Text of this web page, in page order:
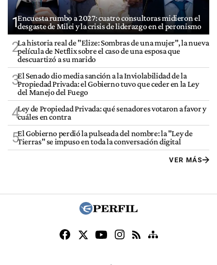
1Encuesta rumbo a 2027: cuatro consultoras midieron el
desgaste de Milei y la crisis de liderazgo en el peronismo
2La historia real de "Elize: Sombras de una mujer", la nueva
película de Netflix sobre el caso de una esposa que
descuartizó a su marido
3El Senado dio media sanción a la Inviolabilidad de la
Propiedad Privada: el Gobierno tuvo que ceder en la Ley
del Manejo del Fuego
4Ley de Propiedad Privada: qué senadores votaron a favor y
cuáles en contra
5El Gobierno perdió la pulseada del nombre: la "Ley de
Tierras" se impuso en toda la conversación digital
VER MÁS